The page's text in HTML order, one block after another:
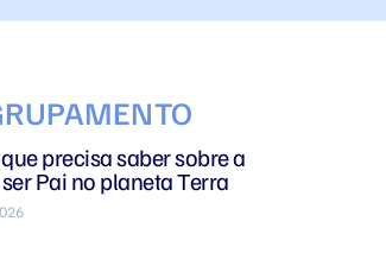
precisa saber sobre a
Pai no planeta Terra